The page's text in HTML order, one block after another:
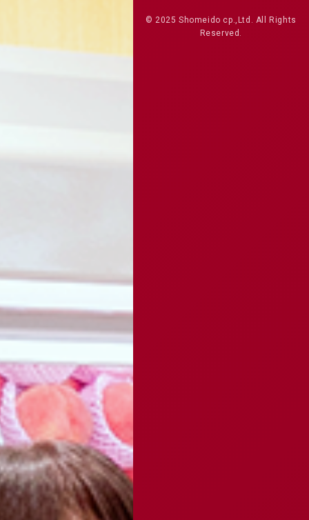
© 2025 Shomeido cp.,Ltd. All Rights
Reserved.